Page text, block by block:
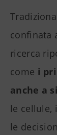
confinata
ricerca
come i
anche a
le cellule,
le